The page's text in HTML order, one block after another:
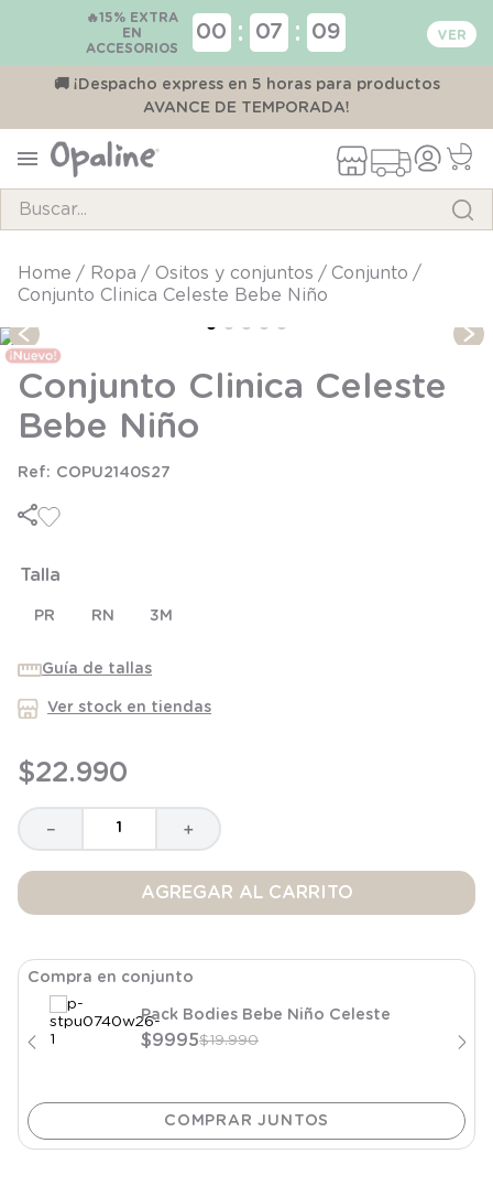
🔥15% EXTRA
EN
ACCESORIOS
00 : 07 : 09
🚚 ¡Despacho express en 5 horas para productos
AVANCE DE TEMPORADA!
ropa ositos y conjuntos
conjunto
Conjunto Clinica Celeste Bebe Niño
Conjunto Clinica Celeste
Bebe Niño
COPU2140S27
Talla
PR RN 3M
Guía de tallas
Ver stock en tiendas
$22.990
＋
－
AGREGAR AL CARRITO
Compra en conjunto
Pack Bodies Bebe Niño Celeste
$9995$19.990
TÉRMINOS MÁS BUSCADOS
2.
3.
zapatillas
4.
body
5
panty
8.
9.
saco